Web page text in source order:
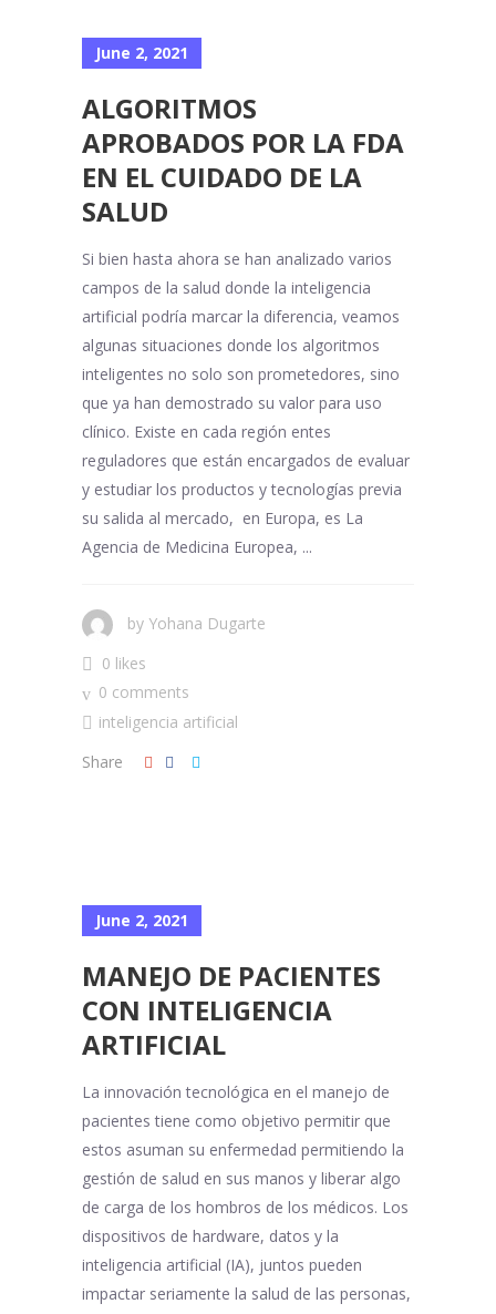
June 2, 2021
ALGORITMOS
APROBADOS POR LA FDA
EN EL CUIDADO DE LA
SALUD
Si bien hasta ahora se han analizado varios
campos de la salud donde la inteligencia
artificial podría marcar la diferencia, veamos
algunas situaciones donde los algoritmos
inteligentes no solo son prometedores, sino
que ya han demostrado su valor para uso
clínico. Existe en cada región entes
reguladores que están encargados de evaluar
y estudiar los productos y tecnologías previa
su salida al mercado, en Europa, es La
Agencia de Medicina Europea, ...
by Yohana Dugarte
0 likes
0 comments
inteligencia artificial
Share
June 2, 2021
MANEJO DE PACIENTES
CON INTELIGENCIA
ARTIFICIAL
La innovación tecnológica en el manejo de
pacientes tiene como objetivo permitir que
estos asuman su enfermedad permitiendo la
gestión de salud en sus manos y liberar algo
de carga de los hombros de los médicos. Los
dispositivos de hardware, datos y la
inteligencia artificial (IA), juntos pueden
impactar seriamente la salud de las personas,